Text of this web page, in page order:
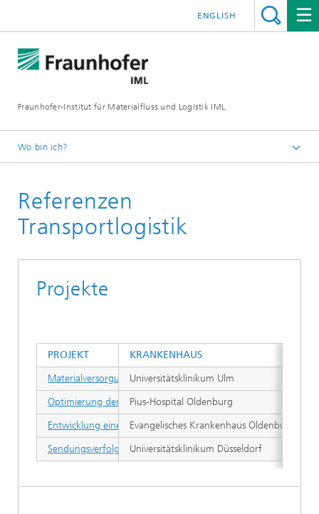
Fraunhofer-Institut für Materialfluss und Logistik IML
ENGLISH
Wo bin ich?
Logistik, Verkehr und Umwelt
Health Care Logistics
Referenzen
Referenzen Krankenhauslogistik
Referenzen
Transportlogistik
Projekte
KRANKENHAUS
Universitätsklinikum Ulm
Pius-Hospital Oldenburg
Evangelisches Krankenhaus Oldenburg
Universitätsklinikum Düsseldorf
PROJEKT
Materialversorgungskonzept für den Klinik-Campus
Optimierung der Patiententransportlogistik
Entwicklung eines Transportlogistikkonzeptes
Sendungsverfolgung im Bereich der Materialwirtschaft